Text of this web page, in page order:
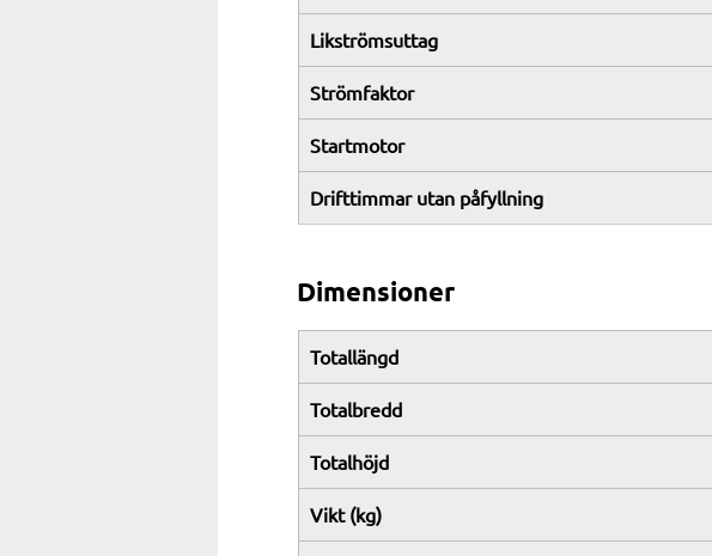
Likströmsuttag
Strömfaktor
Startmotor
Drifttimmar utan påfyllning
Dimensioner
Totallängd
Totalbredd
Totalhöjd
Vikt (kg)